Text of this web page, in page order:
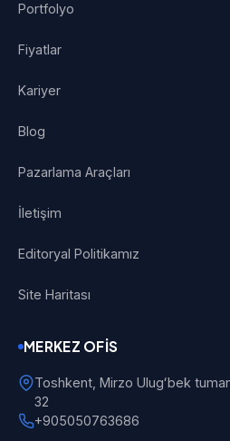
Portfolyo
Fiyatlar
Kariyer
Blog
Pazarlama Araçları
İletişim
Editoryal Politikamız
Site Haritası
MERKEZ OFIS
Toshkent, Mirzo Ulugʻbek
32
+905050763686